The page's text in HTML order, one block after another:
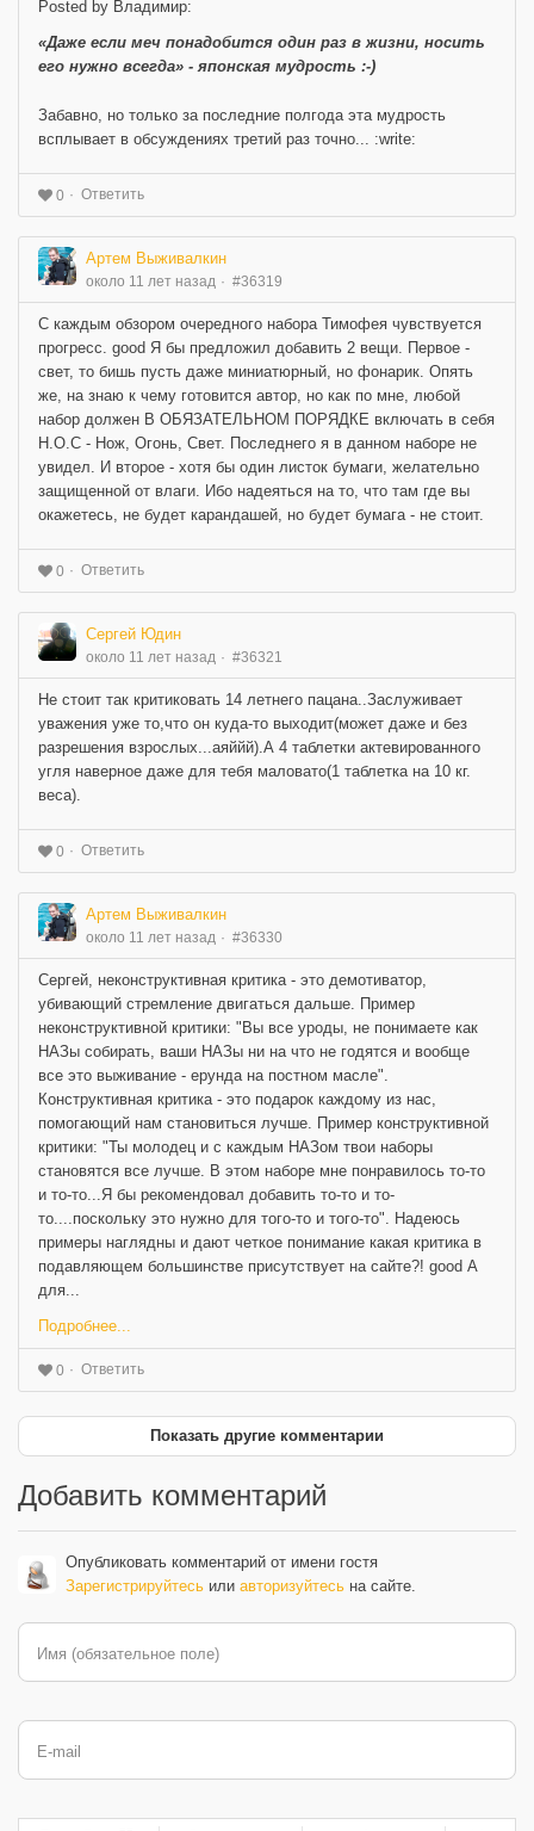
Posted by Владимир:
«Даже если меч понадобится один раз в жизни, носить
его нужно всегда» - японская мудрость :-)
Забавно, но только за последние полгода эта мудрость
всплывает в обсуждениях третий раз точно... :write:
0 Ответить
Артем Выживалкин
около 11 лет назад #36319
С каждым обзором очередного набора Тимофея чувствуется
прогресс. good Я бы предложил добавить 2 вещи. Первое -
свет, то бишь пусть даже миниатюрный, но фонарик. Опять
же, на знаю к чему готовится автор, но как по мне, любой
набор должен В ОБЯЗАТЕЛЬНОМ ПОРЯДКЕ включать в себя
Н.О.С - Нож, Огонь, Свет. Последнего я в данном наборе не
увидел. И второе - хотя бы один листок бумаги, желательно
защищенной от влаги. Ибо надеяться на то, что там где вы
окажетесь, не будет карандашей, но будет бумага - не стоит.
0 Ответить
Сергей Юдин
около 11 лет назад #36321
Не стоит так критиковать 14 летнего пацана..Заслуживает
уважения уже то,что он куда-то выходит(может даже и без
разрешения взрослых...аяййй).А 4 таблетки актевированного
угля наверное даже для тебя маловато(1 таблетка на 10 кг.
веса).
0 Ответить
Артем Выживалкин
около 11 лет назад #36330
Сергей, неконструктивная критика - это демотиватор,
убивающий стремление двигаться дальше. Пример
неконструктивной критики: "Вы все уроды, не понимаете как
НАЗы собирать, ваши НАЗы ни на что не годятся и вообще
все это выживание - ерунда на постном масле".
Конструктивная критика - это подарок каждому из нас,
помогающий нам становиться лучше. Пример конструктивной
критики: "Ты молодец и с каждым НАЗом твои наборы
становятся все лучше. В этом наборе мне понравилось то-то
и то-то...Я бы рекомендовал добавить то-то и то-
то....поскольку это нужно для того-то и того-то". Надеюсь
примеры наглядны и дают четкое понимание какая критика в
подавляющем большинстве присутствует на сайте?! good А
для...
Подробнее...
0 Ответить
Показать другие комментарии
Добавить комментарий
Опубликовать комментарий от имени гостя
Зарегистрируйтесь или авторизуйтесь на сайте.
Имя (обязательное поле)
E-mail